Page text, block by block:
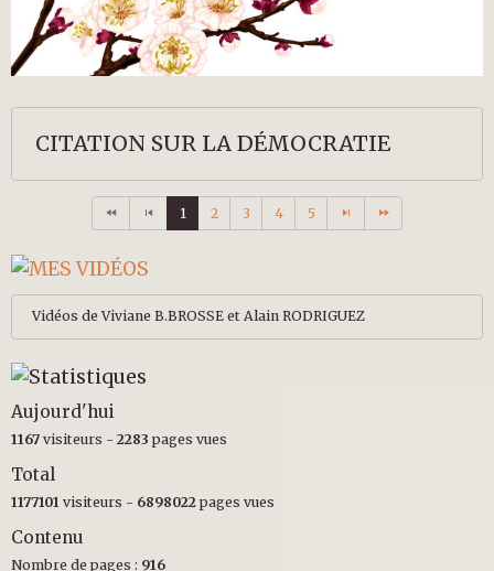
CITATION SUR LA DÉMOCRATIE
1 2 3 4 5
Vidéos de Viviane B.BROSSE et Alain RODRIGUEZ
Aujourd'hui
1167 visiteurs - 2283 pages vues
Total
1177101 visiteurs - 6898022 pages vues
Contenu
Nombre de pages : 916